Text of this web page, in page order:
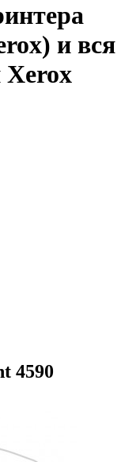
и вся
Xerox
4590